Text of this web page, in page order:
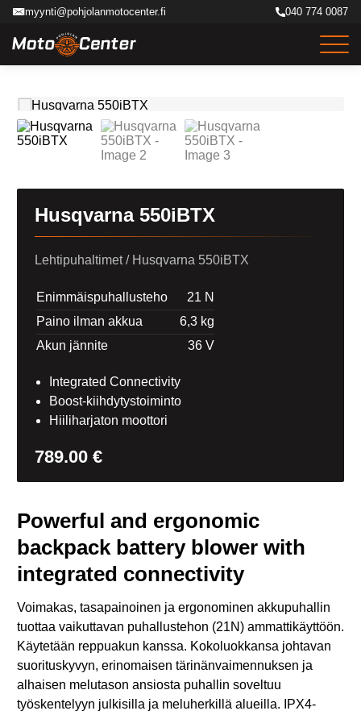
Siirry
sisältöön
myynti@pohjolanmotocenter.fi 040 774 0087
Husqvarna 550iBTX
Lehtipuhaltimet/ Husqvarna 550iBTX
Enimmäispuhallusteho
21 N
Paino ilman akkua
6,3 kg
Akun jännite
36 V
Integrated Connectivity
Boost-kiihdytystoiminto
Hiiliharjaton moottori
789.00€
Powerful and ergonomic
backpack battery blower with
integrated connectivity
Voimakas, tasapainoinen ja ergonominen akkupuhallin
tuottaa vaikuttavan puhallustehon (21N) ammattikäyttöön.
Käytetään reppuakun kanssa. Kokoluokkansa johtavan
suorituskyvyn, erinomaisen tärinänvaimennuksen ja
alhaisen melutason ansiosta puhallin soveltuu
työskentelyyn julkisilla ja meluherkillä alueilla. IPX4-